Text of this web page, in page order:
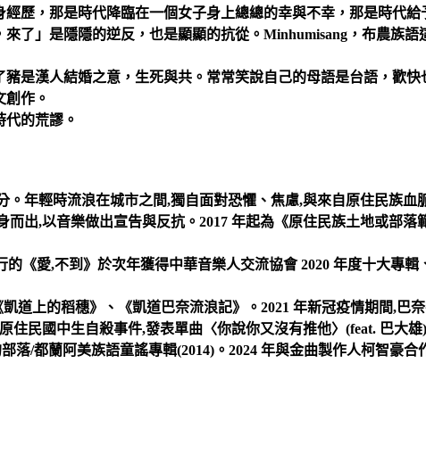
歷，那是時代降臨在一個女子身上總總的幸與不幸，那是時代
了」是隱隱的逆反，也是顯顯的抗從。Minhumisang，布農族
是漢人結婚之意，生死與共。常常笑說自己的母語是台語，歡
作。
代的荒謬。
年輕時流浪在城市之間,獨自面對恐懼、焦慮,與來自原住民族
出,以音樂做出宣告與反抗。2017 年起為《原住民族土地或部
的《愛,不到》於次年獲得中華音樂人交流協會 2020 年度十大專
道上的稻穗》、《凱道巴奈流浪記》。2021 年新冠疫情期間,
住民國中生自殺事件,發表單曲〈你說你又沒有推他〉(feat. 巴大
落/都蘭阿美族語童謠專輯(2014)。2024 年與金曲製作人柯智豪